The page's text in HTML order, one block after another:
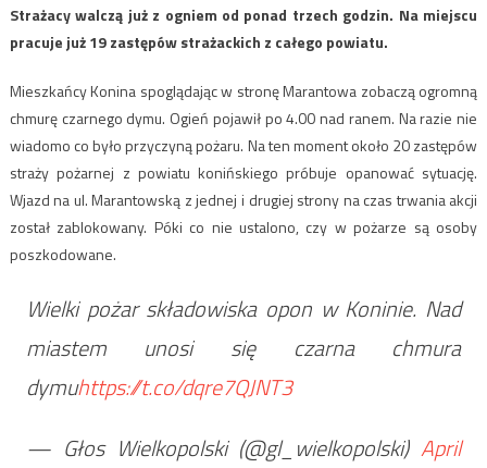
Strażacy walczą już z ogniem od ponad trzech godzin. Na miejscu
pracuje już 19 zastępów strażackich z całego powiatu.
Mieszkańcy Konina spoglądając w stronę Marantowa zobaczą ogromną
chmurę czarnego dymu. Ogień pojawił po 4.00 nad ranem. Na razie nie
wiadomo co było przyczyną pożaru. Na ten moment około 20 zastępów
straży pożarnej z powiatu konińskiego próbuje opanować sytuację.
Wjazd na ul. Marantowską z jednej i drugiej strony na czas trwania akcji
został zablokowany. Póki co nie ustalono, czy w pożarze są osoby
poszkodowane.
Wielki pożar składowiska opon w Koninie. Nad
miastem unosi się czarna chmura
dymuhttps://t.co/dqre7QJNT3
— Głos Wielkopolski (@gl_wielkopolski)April